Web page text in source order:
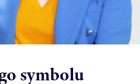
symbolu